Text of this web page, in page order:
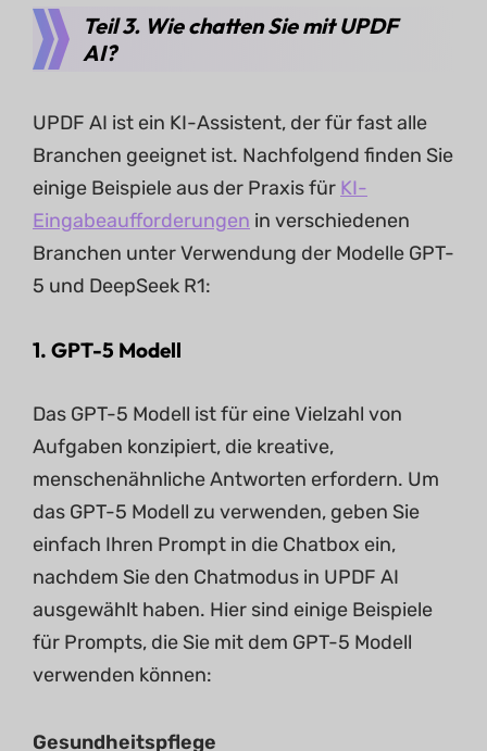
Teil 3. Wie chatten Sie mit UPDF
AI?
UPDF AI ist ein KI-Assistent, der für fast alle
Branchen geeignet ist. Nachfolgend finden Sie
einige Beispiele aus der Praxis für KI-
Eingabeaufforderungen in verschiedenen
Branchen unter Verwendung der Modelle GPT-
5 und DeepSeek R1:
1. GPT-5 Modell
Das GPT-5 Modell ist für eine Vielzahl von
Aufgaben konzipiert, die kreative,
menschenähnliche Antworten erfordern. Um
das GPT-5 Modell zu verwenden, geben Sie
einfach Ihren Prompt in die Chatbox ein,
nachdem Sie den Chatmodus in UPDF AI
ausgewählt haben. Hier sind einige Beispiele
für Prompts, die Sie mit dem GPT-5 Modell
verwenden können:
Gesundheitspflege